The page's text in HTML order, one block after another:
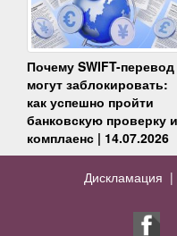
Почему SWIFT-перевод
могут заблокировать:
как успешно пройти
банковскую проверку и
комплаенс | 14.07.2026
Дискламация |